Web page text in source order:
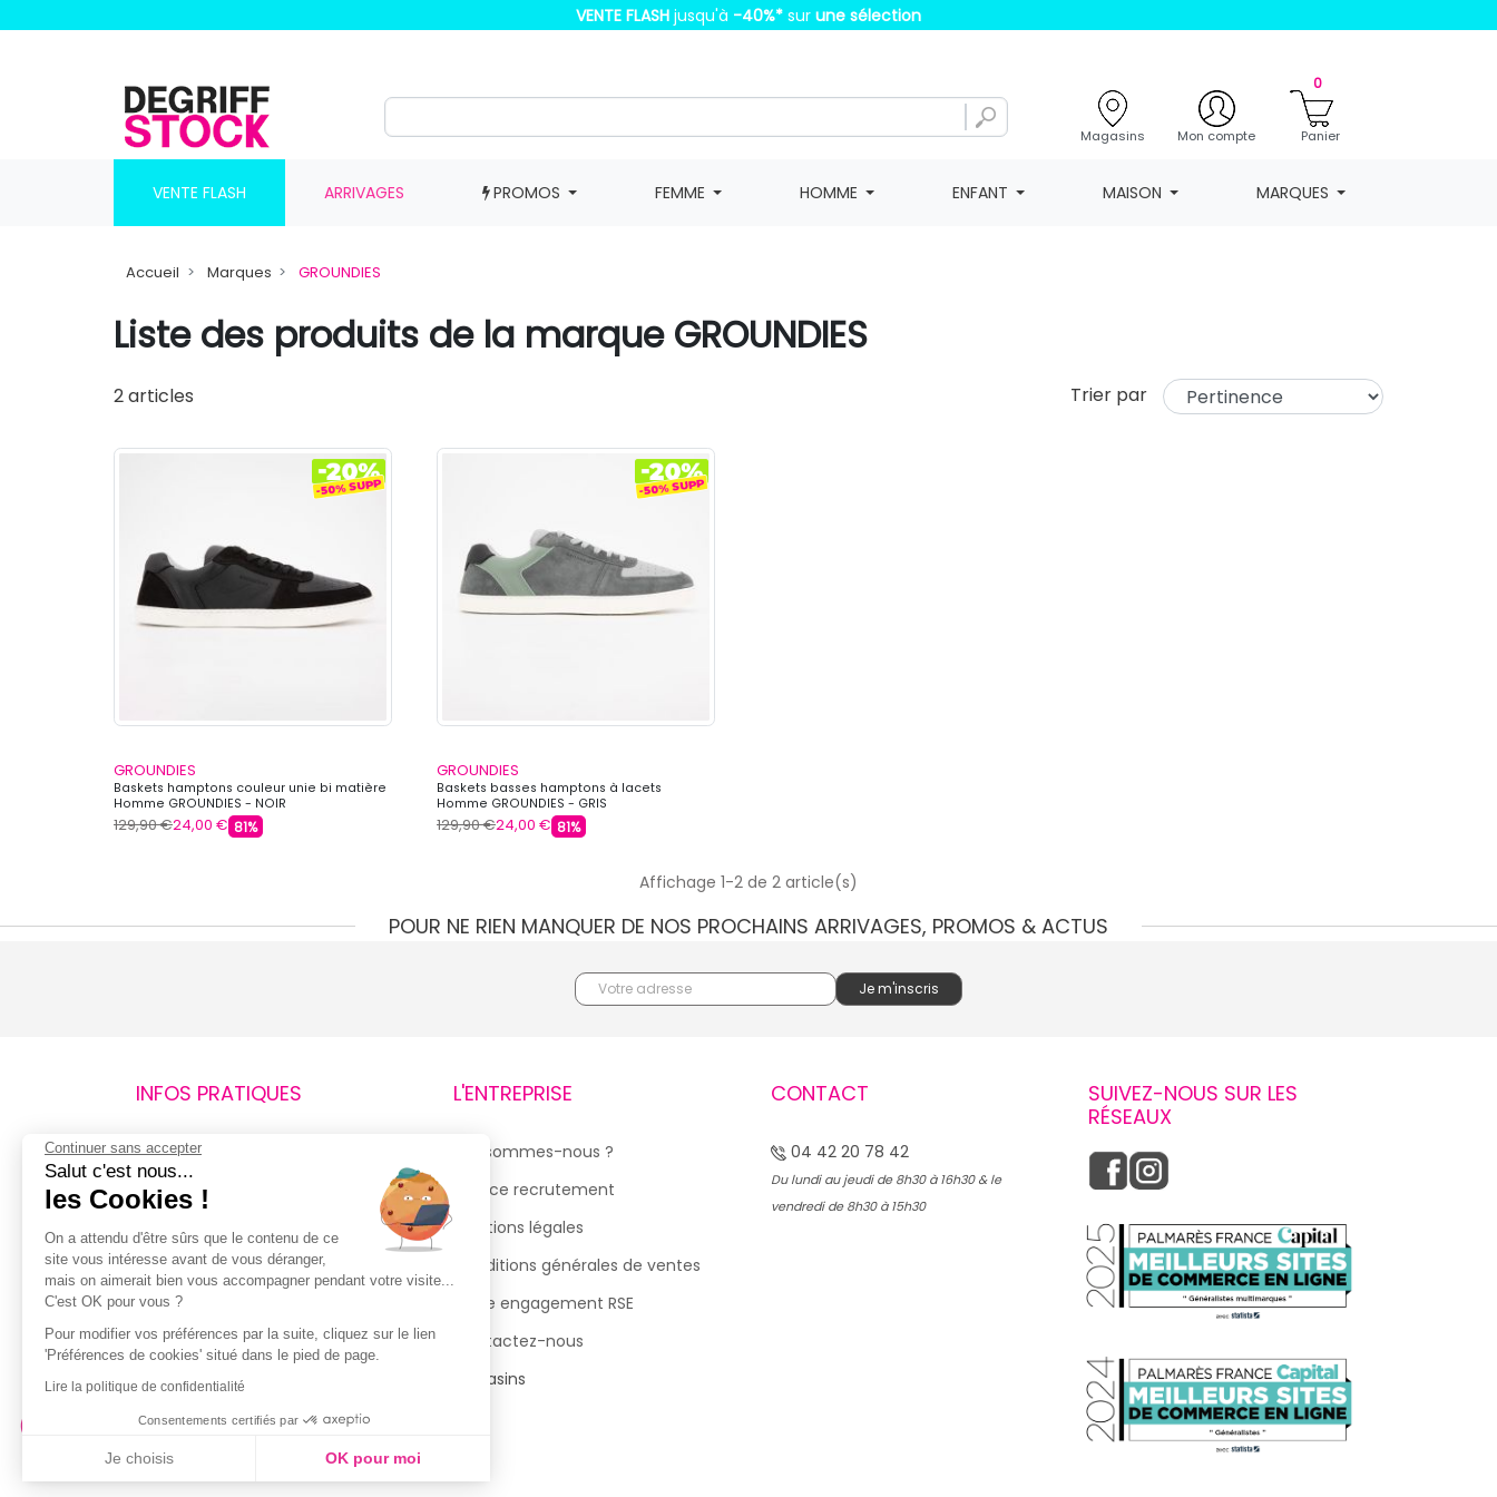
VENTE FLASH jusqu'à -40%* sur une sélection
Magasins Mon compte
0
Panier
VENTE FLASH ARRIVAGES PROMOS FEMME HOMME ENFANT MAISON MARQUES
Accueil Marques GROUNDIES
Liste des produits de la marque GROUNDIES
2 articles Trier par
GROUNDIES
Baskets hamptons couleur unie bi matière
Homme GROUNDIES - NOIR
129,90 €24,00 € 81%
GROUNDIES
Baskets basses hamptons à lacets
Homme GROUNDIES - GRIS
129,90 €24,00 € 81%
Affichage 1-2 de 2 article(s)
POUR NE RIEN MANQUER DE NOS PROCHAINS ARRIVAGES, PROMOS & ACTUS
INFOS PRATIQUES
Retours et remboursements
Suivi de commande
Livraisons
Guide des tailles
Politique de confidentialité
Conditions générales d’utilisation
de la Carte de Fidélité
L'ENTREPRISE
Qui sommes-nous ?
Espace recrutement
Mentions légales
Conditions générales de ventes
Notre engagement RSE
Contactez-nous
Magasins
CONTACT
04 42 20 78 42
Du lundi au jeudi de 8h30 à 16h30 & le
vendredi de 8h30 à 15h30
SUIVEZ-NOUS SUR LES
RÉSEAUX
Continuer sans accepter
Salut c'est nous...
les Cookies !
On a attendu d'être sûrs que le contenu de ce
site vous intéresse avant de vous déranger,
mais on aimerait bien vous accompagner pendant votre visite...
C'est OK pour vous ?
Pour modifier vos préférences par la suite, cliquez sur le lien
'Préférences de cookies' situé dans le pied de page.
Lire la politique de confidentialité
Consentements certifiés par
Je choisis OK pour moi